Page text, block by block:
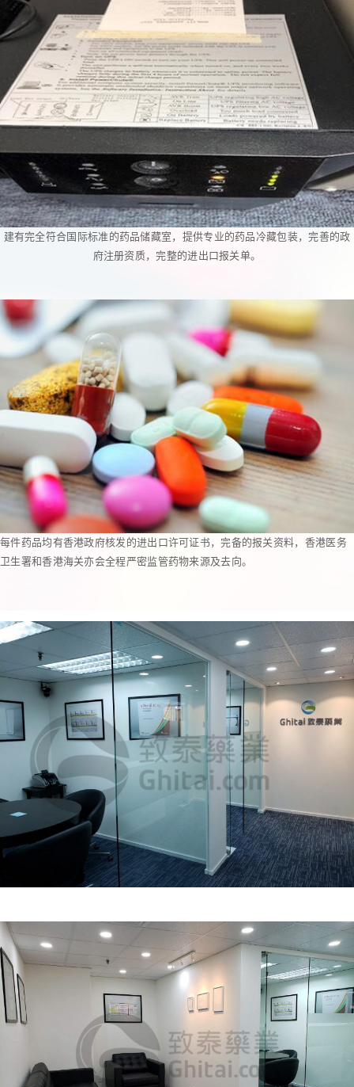
建有完全符合国际标准的药品储藏室，提供专业的药品冷藏包装，完善的政
府注册资质，完整的进出口报关单。
每件药品均有香港政府核发的进出口许可证书，完备的报关资料，香港医务
卫生署和香港海关亦会全程严密监管药物来源及去向。